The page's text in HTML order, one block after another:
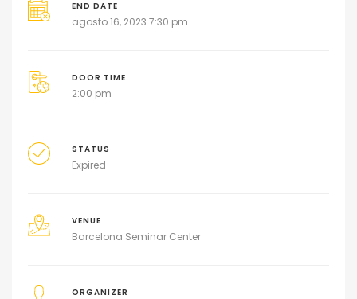
END DATE
agosto 16, 2023 7:30 pm
DOOR TIME
2:00 pm
STATUS
Expired
VENUE
Barcelona Seminar Center
ORGANIZER